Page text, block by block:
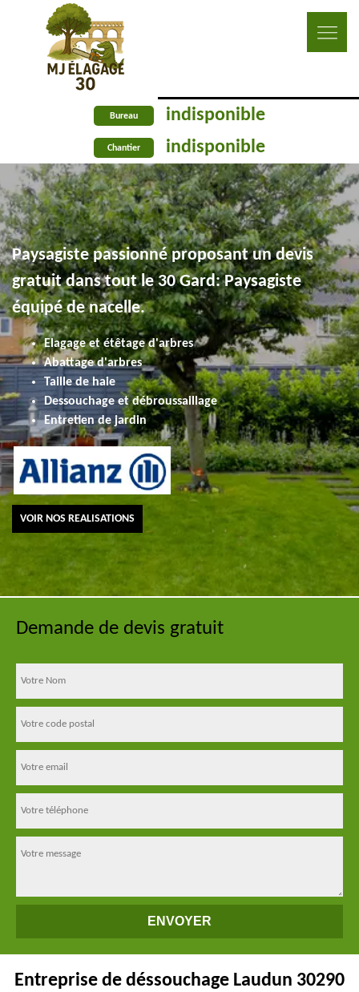
Bureau indisponible
Chantier indisponible
Paysagiste passionné proposant un devis
gratuit dans tout le 30 Gard: Paysagiste
équipé de nacelle.
Elagage et étêtage d'arbres
Abattage d'arbres
Taille de haie
Dessouchage et débroussaillage
Entretien de jardin
VOIR NOS REALISATIONS
Demande de devis gratuit
Entreprise de déssouchage Laudun 30290